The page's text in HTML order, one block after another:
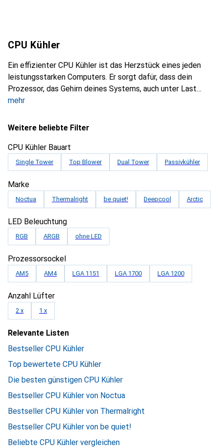
CPU Kühler
Ein effizienter CPU Kühler ist das Herzstück eines jeden
leistungsstarken Computers. Er sorgt dafür, dass dein
Prozessor, das Gehirn deines Systems, auch unter Last
mehr
Weitere beliebte Filter
CPU Kühler Bauart
Single Tower Top Blower Dual Tower Passivkühler
Marke
Noctua Thermalright be quiet! Deepcool Arctic
LED Beleuchtung
RGB ARGB ohne LED
Prozessorsockel
AM5 AM4 LGA 1151 LGA 1700 LGA 1200
Anzahl Lüfter
2 x 1 x
Relevante Listen
Bestseller CPU Kühler
Top bewertete CPU Kühler
Die besten günstigen CPU Kühler
Bestseller CPU Kühler von Noctua
Bestseller CPU Kühler von Thermalright
Bestseller CPU Kühler von be quiet!
Beliebte CPU Kühler vergleichen